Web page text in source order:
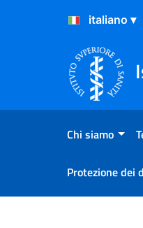
Salta al Contenuto
Salta al Footer
Chi siamo
Protezione dei